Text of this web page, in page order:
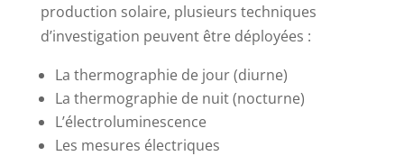
production solaire, plusieurs techniques
d’investigation peuvent être déployées :
La thermographie de jour (diurne)
La thermographie de nuit (nocturne)
L’électroluminescence
Les mesures électriques